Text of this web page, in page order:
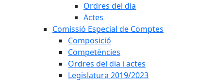
Ordres del dia
Actes
Comissió Especial de Comptes
Composició
Competències
Ordres del dia i actes
Legislatura 2019/2023